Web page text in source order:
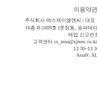
이용약관
주식회사 에스제이엠엔씨 | 대
16층 B-1609호 (문정동, 송파테
매업 신고번
고객센터
AsiaN.